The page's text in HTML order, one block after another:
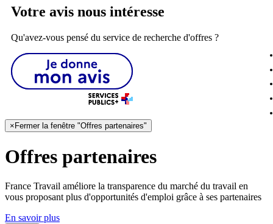
Votre avis nous intéresse
Qu'avez-vous pensé du service de recherche d'offres ?
× Fermer la fenêtre "Offres partenaires"
Offres partenaires
France Travail améliore la transparence du marché du travail en
vous proposant plus d'opportunités d'emploi grâce à ses partenaires
En savoir plus